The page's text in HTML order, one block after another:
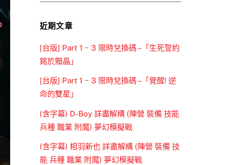
近期文章
[台版] Part 1 ~ 3 限時兌換碼 –「生死誓約
銘於黯晶」
[台版] Part 1 ~ 3 限時兌換碼 –「覺醒! 逆
命的雙星」
(含字幕) D-Boy 詳盡解構 (陣營 裝備 技能
兵種 職業 附魔) 夢幻模擬戰
(含字幕) 相羽新也 詳盡解構 (陣營 裝備 技
能 兵種 職業 附魔) 夢幻模擬戰